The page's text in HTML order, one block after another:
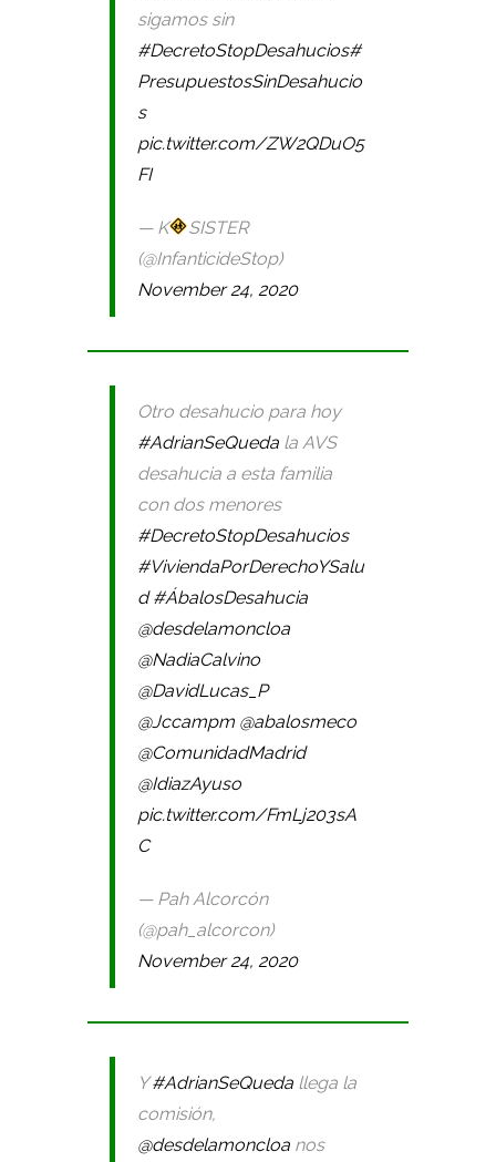
sigamos sin
#DecretoStopDesahucios#
PresupuestosSinDesahucio
s
pic.twitter.com/ZW2QDuO5
FI
— K
SISTER
(@InfanticideStop)
November 24, 2020
Otro desahucio para hoy
#AdrianSeQueda la AVS
desahucia a esta familia
con dos menores
#DecretoStopDesahucios
#ViviendaPorDerechoYSalu
d #ÁbalosDesahucia
@desdelamoncloa
@NadiaCalvino
@DavidLucas_P
@Jccampm @abalosmeco
@ComunidadMadrid
@IdiazAyuso
pic.twitter.com/FmLj203sA
C
— Pah Alcorcón
(@pah_alcorcon)
November 24, 2020
Y#AdrianSeQueda llega la
comisión,
@desdelamoncloa nos